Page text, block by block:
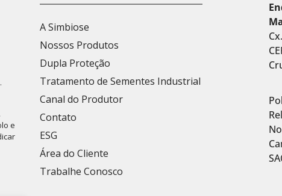
e
A Simbiose
Nossos Produtos
Dupla Proteção
Tratamento de Sementes Industrial
Canal do Produtor
Contato
ESG
Área do Cliente
Trabalhe Conosco